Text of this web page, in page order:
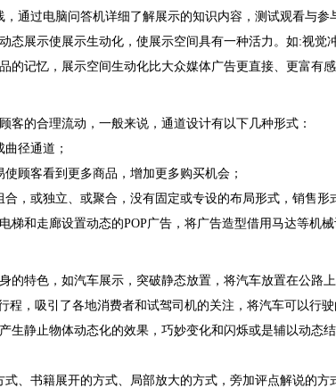
通过电脑问答机详细了解展示的知识内容，测试观看与参
态展示使展示生动化，使展示空间具有一种活力。如:视
记忆，展示空间生动化比大众媒体广告更直接、更富有
的合理流动，一般来说，通道设计有以下几种形式：
径通道；
顾客看到更多商品，增加更多购买机会；
，或独立、或聚合，没有固定或专设的布局形式，销售
和走廊设置动态的POP广告，将广告造型借用马达等机械
的特色，如汽车展示，突破静态放置，将汽车放置在公路
程，吸引了各地消费者和试驾司机的关注，将汽车可以行
生静止物体动态化的效果，巧妙变化和闪烁或是辅以动态
、书籍展开的方式、局部放大的方式，旁加评点解说的